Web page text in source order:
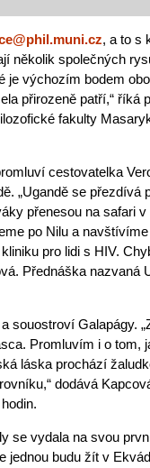
, a to s
několik společných
je výchozím bodem
přirozeně patří,“ říká
fakulty
cestovatelka
„Ugandě se přezdívá
přenesou na safari
po Nilu a
pro lidi s HIV.
Přednáška nazvaná
souostroví Galapágy.
Promluvím i o tom,
láska prochází
dodává
se vydala na svou
jednou budu žít v